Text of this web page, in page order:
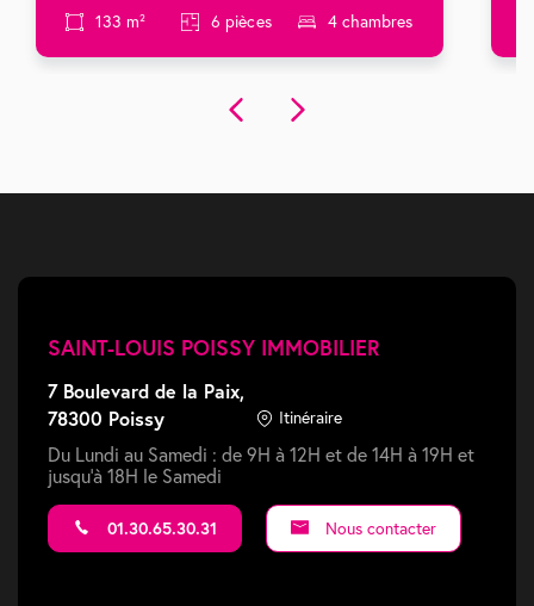
133 m² 6 pièces 4 chambres
SAINT-LOUIS POISSY IMMOBILIER
7 Boulevard de la Paix,
78300 Poissy
Itinéraire
Du Lundi au Samedi : de 9H à 12H et de 14H à 19H et
jusqu'à 18H le Samedi
01.30.65.30.31 Nous contacter